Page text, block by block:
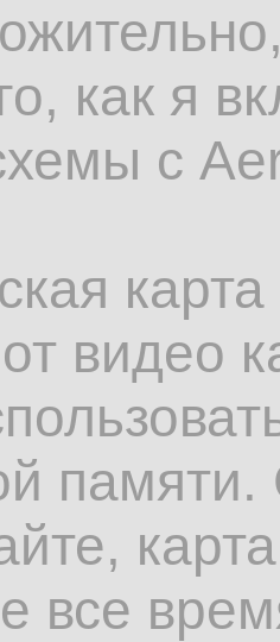
как я
с
видео
памяти.
все